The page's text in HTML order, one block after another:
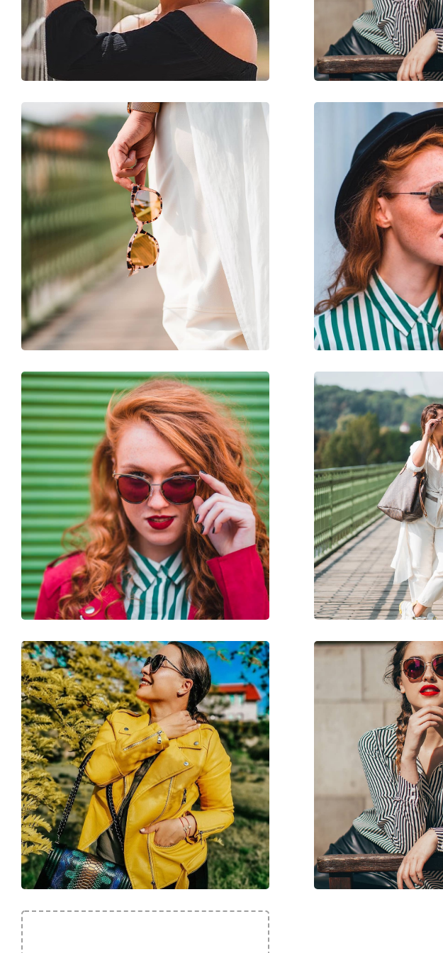
Greutate:
100 g
Pernițe reglabile pentru nas:
Da
Accesorii
Suport:
Da
Lavetă pentru curățat:
Da
Altele
Sex:
Unisex
Categorie:
Brand:
Utilizare: